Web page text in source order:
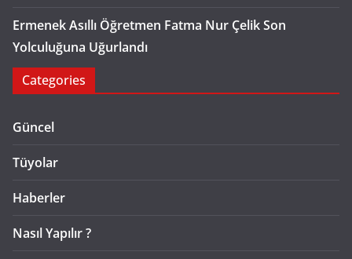
Ermenek Asıllı Öğretmen Fatma Nur Çelik Son
Yolculuğuna Uğurlandı
Categories
Güncel
Tüyolar
Haberler
Nasıl Yapılır ?